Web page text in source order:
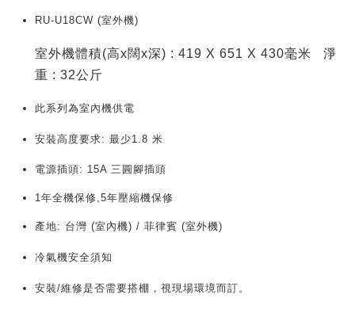
RU-U18CW (室外機)
室外機體積(高x闊x深) : 419 X 651 X 430毫米 淨
重 : 32公斤
此系列為室內機供電
安裝高度要求: 最少1.8 米
電源插頭: 15A 三圓腳插頭
1年全機保修,5年壓縮機保修
產地: 台灣 (室內機) / 菲律賓 (室外機)
冷氣機安全須知
安裝/維修是否需要搭棚，視現場環境而訂。